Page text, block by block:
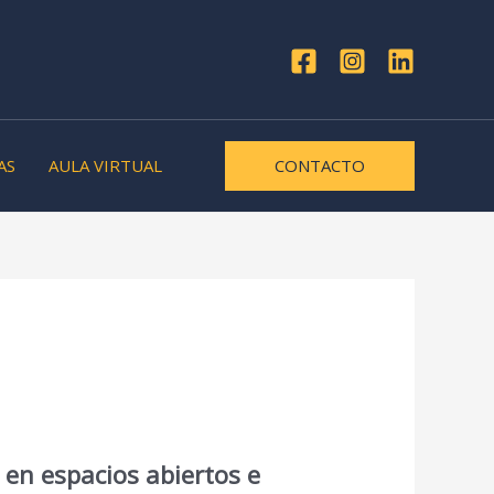
AULA VIRTUAL CONTACTO
espacios abiertos e